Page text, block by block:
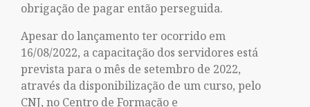
obrigação de pagar então perseguida.
Apesar do lançamento ter ocorrido em
16/08/2022, a capacitação dos servidores está
prevista para o mês de setembro de 2022,
através da disponibilização de um curso, pelo
CNJ, no Centro de Formação e